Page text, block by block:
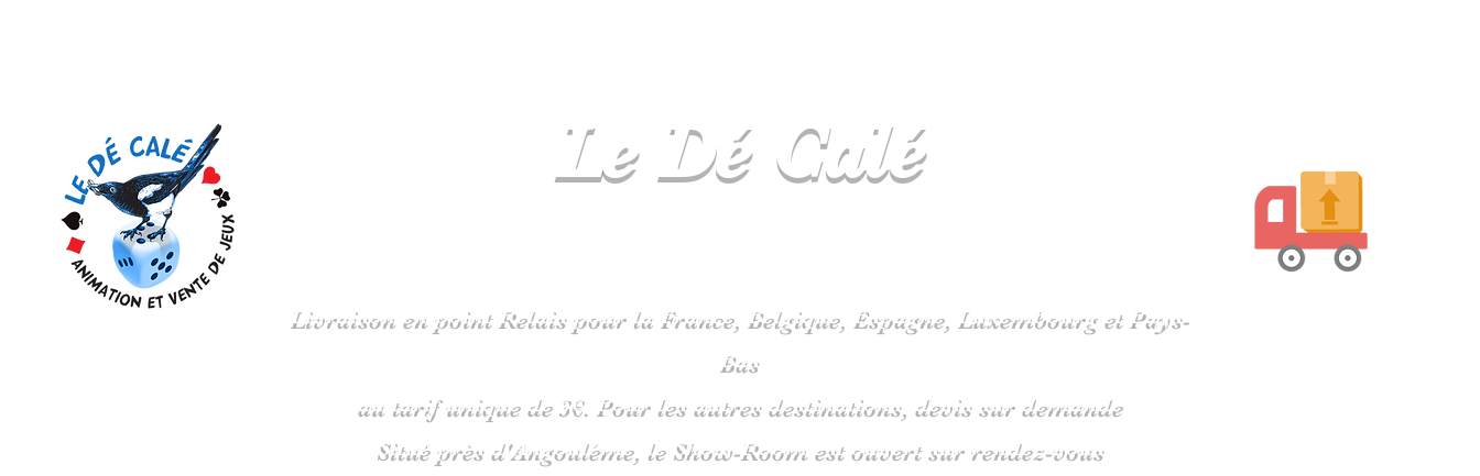
Le DéCalé
Livraison en point Relais pour la France, Belgique, Espagne, Luxembourg et Pays-
Bas
au tarif unique de 3€. Pour les autres destinations, devis sur demande
Situé près d'Angoulême, le Show-Room est ouvert sur rendez-vous